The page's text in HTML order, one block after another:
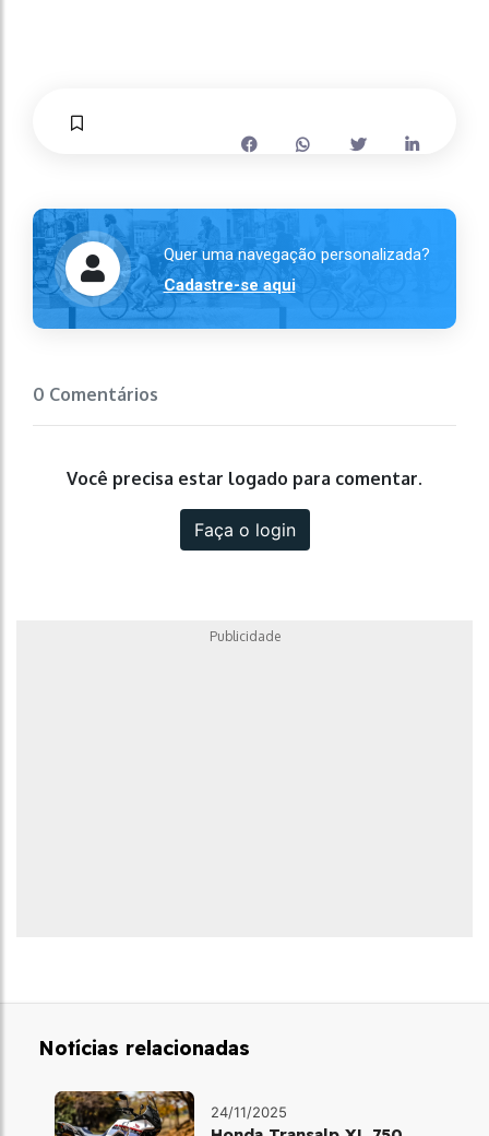
Quer uma navegação personalizada?
Cadastre-se aqui
0 Comentários
Você precisa estar logado para comentar.
Faça o login
Publicidade
Notícias relacionadas
24/11/2025